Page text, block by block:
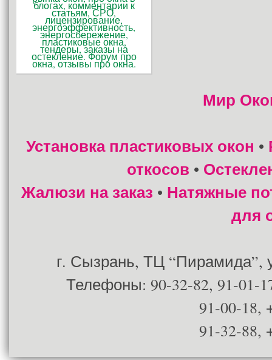
Мир
Установка пластиковых окон •
откосов •
Жалюзи на заказ • Натяжные
для
г. Сызрань, ТЦ “Пирамида”,
Телефоны: 90-32-82, 91-01-
91-00-18,
91-32-88,